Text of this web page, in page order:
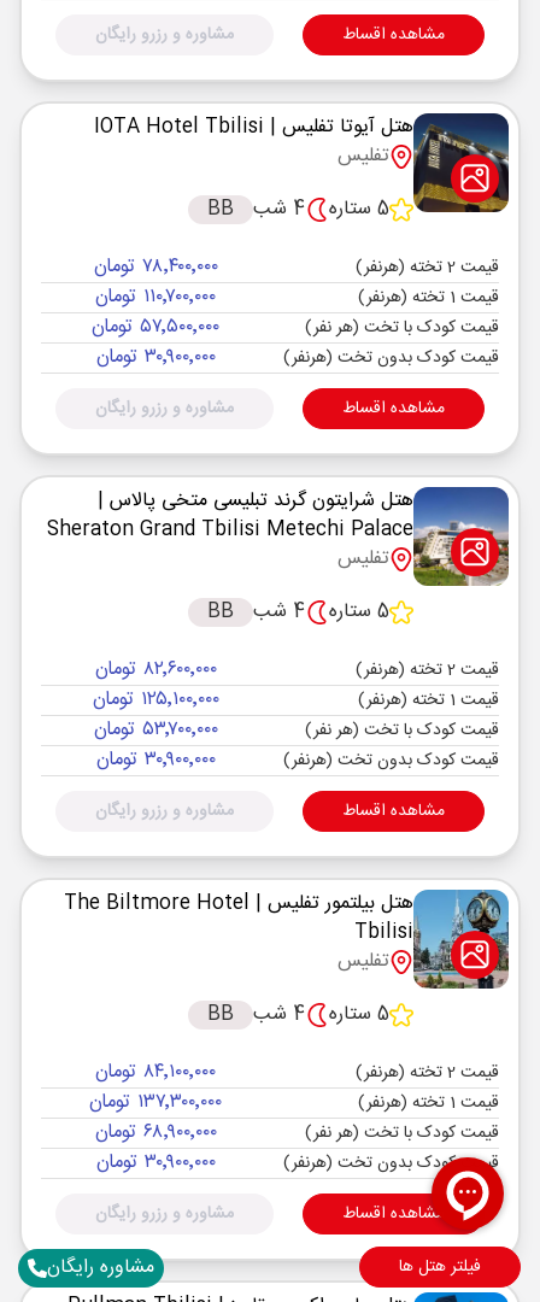
فیلتر هتل ها
مشاهده اقساط مشاوره و رزرو رایگان
هتل آیوتا تفلیس | IOTA Hotel Tbilisi
تفلیس
5 ستاره
4 شب BB
قیمت 2 تخته (هرنفر) ۷۸٬۴۰۰٬۰۰۰ تومان
قیمت 1 تخته (هرنفر) ۱۱۰٬۷۰۰٬۰۰۰ تومان
قیمت کودک با تخت (هر نفر) ۵۷٬۵۰۰٬۰۰۰ تومان
قیمت کودک بدون تخت (هرنفر) ۳۰٬۹۰۰٬۰۰۰ تومان
مشاهده اقساط مشاوره و رزرو رایگان
هتل شرایتون گرند تبلیسی متخی پالاس |
Sheraton Grand Tbilisi Metechi Palace
تفلیس
5 ستاره
4 شب BB
قیمت 2 تخته (هرنفر) ۸۲٬۶۰۰٬۰۰۰ تومان
قیمت 1 تخته (هرنفر) ۱۲۵٬۱۰۰٬۰۰۰ تومان
قیمت کودک با تخت (هر نفر) ۵۳٬۷۰۰٬۰۰۰ تومان
قیمت کودک بدون تخت (هرنفر) ۳۰٬۹۰۰٬۰۰۰ تومان
مشاهده اقساط مشاوره و رزرو رایگان
هتل بیلتمور تفلیس | The Biltmore Hotel
Tbilisi
تفلیس
5 ستاره
4 شب BB
قیمت 2 تخته (هرنفر) ۸۴٬۱۰۰٬۰۰۰ تومان
قیمت 1 تخته (هرنفر) ۱۳۷٬۳۰۰٬۰۰۰ تومان
قیمت کودک با تخت (هر نفر) ۶۸٬۹۰۰٬۰۰۰ تومان
قیمت کودک بدون تخت (هرنفر) ۳۰٬۹۰۰٬۰۰۰ تومان
مشاهده اقساط مشاوره و رزرو رایگان
مشاوره رایگان